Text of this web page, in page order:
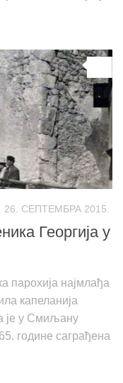
26. СЕПТЕМБРА 2015.
Георгија у
најмлађа
капеланија
је у Смиљану
године саграђена